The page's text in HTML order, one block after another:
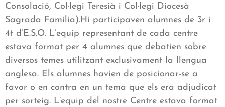
Consolació, Col·legi Teresià i Col·legi Diocesà
Sagrada Família).Hi participaven alumnes de 3r i
4t d’E.S.O. L’equip representant de cada centre
estava format per 4 alumnes que debatien sobre
diversos temes utilitzant exclusivament la llengua
anglesa. Els alumnes havien de posicionar-se a
favor o en contra en un tema que els era adjudicat
per sorteig. L’equip del nostre Centre estava format